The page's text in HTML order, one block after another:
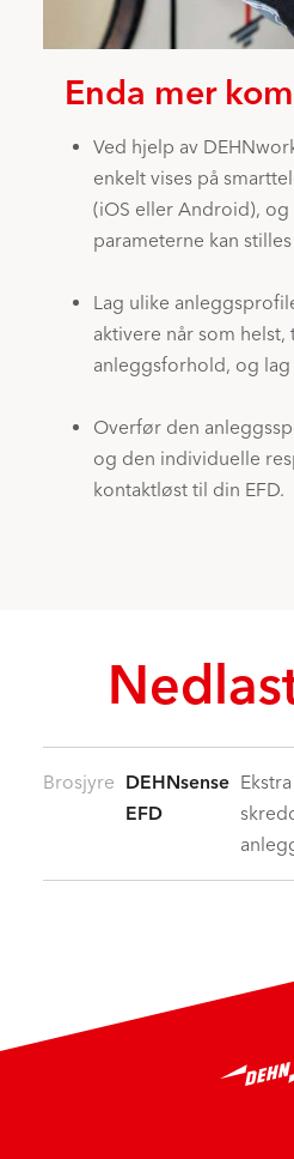
Enda mer
Ved hjelp av
enkelt vises på
(iOS eller Android), og
parameterne kan
Lag ulike
aktivere når som helst,
anleggsforhold, og lag
Overfør den
og den individuelle
kontaktløst til din EFD.
Brosjyre DEHNsense
EFD